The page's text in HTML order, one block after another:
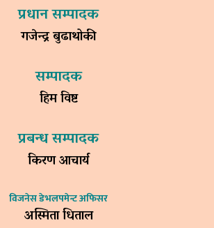
प्रधान सम्पादक
गजेन्द्र बुढाथोकी
सम्पादक
हिम विष्ट
प्रबन्ध सम्पादक
किरण आचार्य
विजनेस डेभलपमेन्ट अफिसर
अस्मिता धिताल